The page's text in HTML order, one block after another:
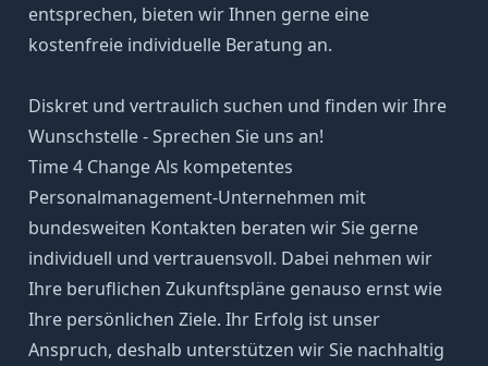
entsprechen, bieten wir Ihnen gerne eine
kostenfreie individuelle Beratung an.
Diskret und vertraulich suchen und finden wir Ihre
Wunschstelle - Sprechen Sie uns an!
Time 4 Change Als kompetentes
Personalmanagement-Unternehmen mit
bundesweiten Kontakten beraten wir Sie gerne
individuell und vertrauensvoll. Dabei nehmen wir
Ihre beruflichen Zukunftspläne genauso ernst wie
Ihre persönlichen Ziele. Ihr Erfolg ist unser
Anspruch, deshalb unterstützen wir Sie nachhaltig